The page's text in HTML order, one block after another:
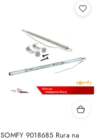
SOMFY 9018685 Rura na